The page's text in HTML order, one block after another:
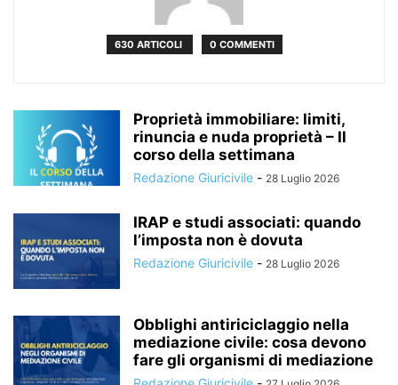
630 ARTICOLI 0 COMMENTI
Proprietà immobiliare: limiti,
rinuncia e nuda proprietà – Il
corso della settimana
Redazione Giuricivile - 28 Luglio 2026
IRAP e studi associati: quando
l’imposta non è dovuta
Redazione Giuricivile - 28 Luglio 2026
Obblighi antiriciclaggio nella
mediazione civile: cosa devono
fare gli organismi di mediazione